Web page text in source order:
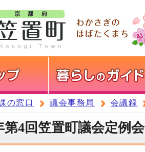
の窓口 議会事務局 会議録
第4回笠置町議会定例会